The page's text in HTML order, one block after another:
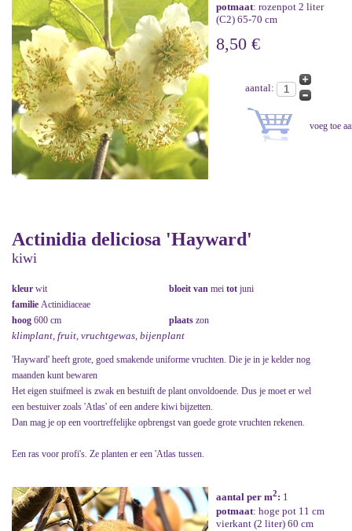
potmaat: rozenpot 2 liter
(C2) 65-70 cm
8,50 €
aantal:
Actinidia deliciosa 'Hayward'
kiwi
kleur wit bloeit van mei tot juni
familie Actinidiaceae
hoog 600 cm plaats zon
klimplant, fruit, vruchtgewas, bijenplant
'Hayward' heeft grote, goed smakende uniforme vruchten. Die je in je kelder nog
maanden kunt bewaren
Het eigen stuifmeel is zwak en bestuift de plant onvoldoende. Dus je moet er wel
een bestuiver zoals 'Atlas' of een andere kiwi bijzetten.
Dan mag je op een voortreffelijke opbrengst van goede grote vruchten rekenen.
Een ras voor profi's. Ze planten er een 'Atlas tussen.
aantal per m2: 1
potmaat: hoge pot 11 cm
vierkant (2 liter) 60 cm